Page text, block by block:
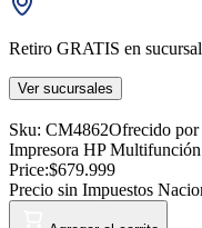
Retiro GRATIS en sucursal
Ver sucursales
Sku: CM4862Ofrecido por
Impresora HP
Price:$679.999
Precio sin Impuestos